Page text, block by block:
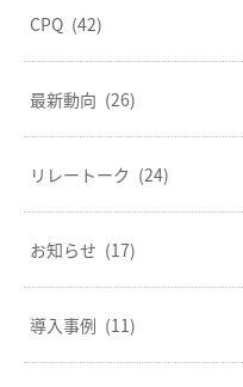
CPQ (42)
最新動向 (26)
リレートーク (24)
お知らせ (17)
導入事例 (11)